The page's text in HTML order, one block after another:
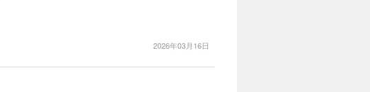
2026年03月16日